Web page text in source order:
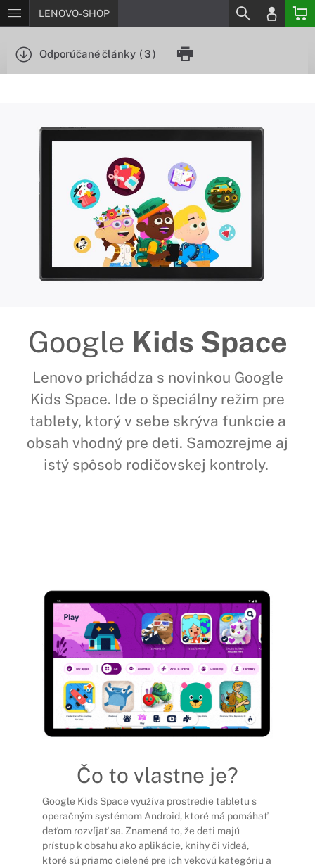
LENOVO-SHOP
Odporúčané články (3)
Google Kids Space
Lenovo prichádza s novinkou Google
Kids Space. Ide o špeciálny režim pre
tablety, ktorý v sebe skrýva funkcie a
obsah vhodný pre deti. Samozrejme aj
istý spôsob rodičovskej kontroly.
Čo to vlastne je?
Google Kids Space využíva prostredie tabletu s
operačným systémom Android, ktoré má pomáhať
deťom rozvíjať sa. Znamená to, že deti majú
prístup k obsahu ako aplikácie, knihy či videá,
ktoré sú priamo cielené pre ich vekovú kategóriu a